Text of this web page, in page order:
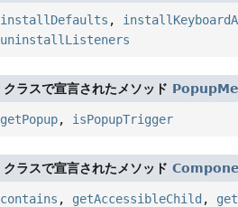
installDefaults ,
uninstallListeners
クラスで宣言されたメソッド
getPopup, isPopupTrigger
クラスで宣言されたメソッド
contains , getAccessibleChild ,